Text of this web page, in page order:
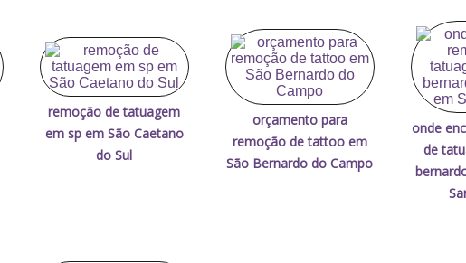
remoção de tatuagem
em sp em São Caetano
do Sul
orçamento para
remoção de tattoo em
São Bernardo do Campo
onde
de